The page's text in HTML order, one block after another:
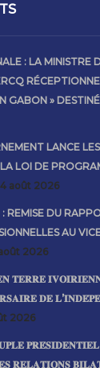
: LA MINISTRE
GABON »
LANCE
LOI DE
4 août 2026
REMISE DU
AU
2026
𝐓𝐄𝐑𝐑𝐄
𝐃𝐄
2026
𝐑𝐄𝐋𝐀𝐓𝐈𝐎𝐍𝐒